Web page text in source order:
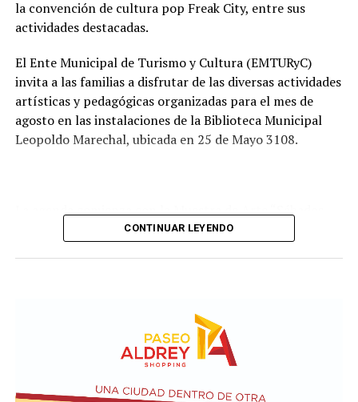
Comisión de Estudio de Ofertas y Adjudicación, que
tendrá a su cargo la evaluación de las propuestas
obra.
la convención de cultura pop Freak City, entre sus
actividades destacadas.
El Ente Municipal de Turismo y Cultura (EMTURyC)
invita a las familias a disfrutar de las diversas actividades
artísticas y pedagógicas organizadas para el mes de
agosto en las instalaciones de la Biblioteca Municipal
Leopoldo Marechal, ubicada en 25 de Mayo 3108.
La agenda comienza con la Muestra de Arte “Sábados
Culturales”, a cargo del grupo Cul Mardel, que se podrá
10 a 12 en la Biblioteca de Autores Marplatenses,
ubicada en el primer piso del edificio.
CONTINUAR LEYENDO